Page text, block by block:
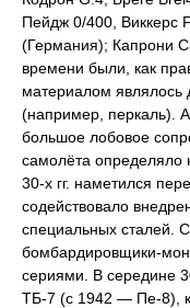
Пейдж 0/400, Виккерс
(Германия); Капрони
времени были, как
материалом являлось
(например, перкаль).
большое лобовое
самолёта определяло
30-х гг. наметился
содействовало
специальных сталей.
бомбардировщики-
сериями. В середине
ТБ-7 (с 1942 — Пе-8),